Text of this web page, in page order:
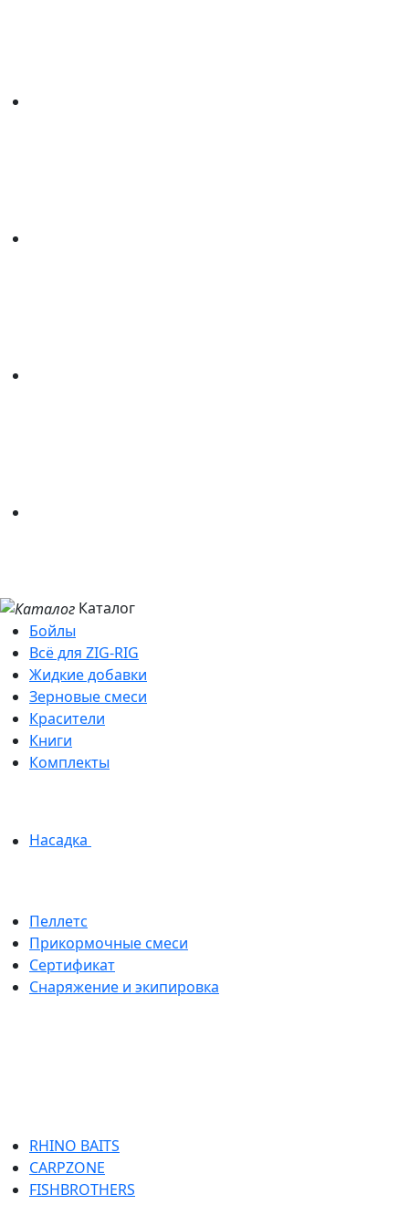
Каталог
Бойлы
Всё для ZIG-RIG
Жидкие добавки
Зерновые смеси
Красители
Книги
Комплекты
Насадка
Пеллетс
Прикормочные смеси
Сертификат
Снаряжение и экипировка
RHINO BAITS
CARPZONE
FISHBROTHERS